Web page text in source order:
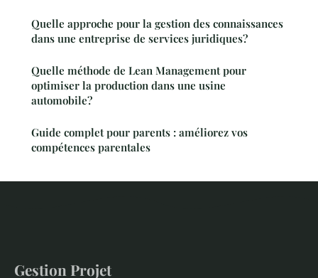
Quelle approche pour la gestion des connaissances
dans une entreprise de services juridiques?
Quelle méthode de Lean Management pour
optimiser la production dans une usine
automobile?
Guide complet pour parents : améliorez vos
compétences parentales
Gestion Projet